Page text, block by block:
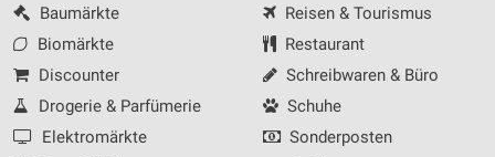
Baumärkte
Biomärkte
Discounter
Drogerie & Parfümerie
Elektromärkte
Reisen & Tourismus
Restaurant
Schreibwaren & Büro
Schuhe
Sonderposten